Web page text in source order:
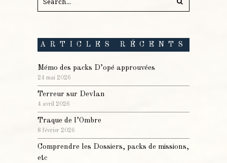
ARTICLES RÉCENTS
Mémo des packs D’opé approuvées
24 mai 2026
Terreur sur Devlan
4 avril 2026
Traque de l’Ombre
8 février 2026
Comprendre les Dossiers, packs de missions,
etc